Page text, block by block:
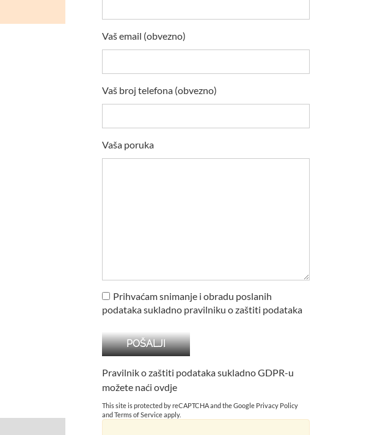
Vaš email (obvezno)
Vaš broj telefona (obvezno)
Vaša poruka
Prihvaćam snimanje i obradu poslanih
podataka sukladno pravilniku o zaštiti podataka
Pravilnik o zaštiti podataka sukladno GDPR-u
možete naći ovdje
This site is protected by reCAPTCHA and the Google Privacy Policy
andTerms of Serviceapply.